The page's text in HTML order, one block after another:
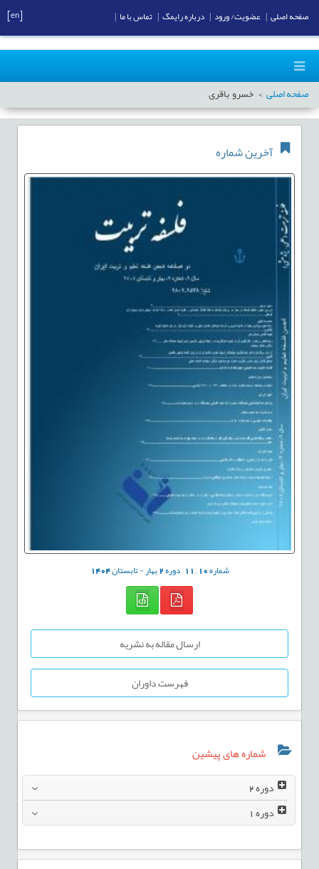
صفحه اصلی خسرو باقری
آخرین شماره
شماره10
,
11 دوره2بهار - تابستان1404
ارسال مقاله به نشریه
فهرست داوران
شماره های پیشین
دوره2
دوره1
صفحه اصلی عضویت/ ورود درباره رایمگ تماس با ما